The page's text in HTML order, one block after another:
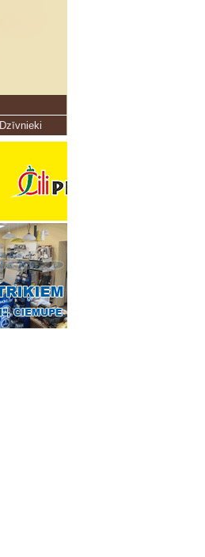
Dzīvnieki